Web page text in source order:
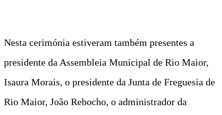
Nesta cerimónia estiveram também presentes a
presidente da Assembleia Municipal de Rio Maior,
Isaura Morais, o presidente da Junta de Freguesia de
Rio Maior, João Rebocho, o administrador da